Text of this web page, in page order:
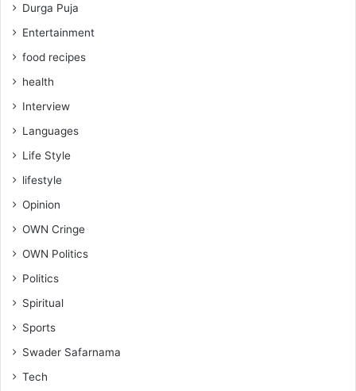
Durga Puja
Entertainment
food recipes
health
Interview
Languages
Life Style
lifestyle
Opinion
OWN Cringe
OWN Politics
Politics
Spiritual
Sports
Swader Safarnama
Tech